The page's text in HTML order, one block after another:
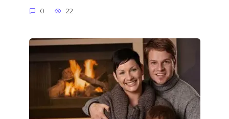
0 22